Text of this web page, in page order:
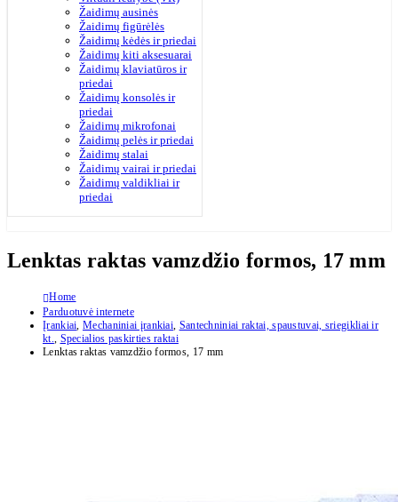
Žaidimų ausinės
Žaidimų figūrėlės
Žaidimų kėdės ir priedai
Žaidimų kiti aksesuarai
Žaidimų klaviatūros ir
priedai
Žaidimų konsolės ir
priedai
Žaidimų mikrofonai
Žaidimų pelės ir priedai
Žaidimų stalai
Žaidimų vairai ir priedai
Žaidimų valdikliai ir
priedai
Lenktas raktas vamzdžio formos, 17 mm
Home
Parduotuvė internete
Įrankiai,Mechaniniai įrankiai, Santechniniai raktai, spaustuvai, sriegikliai ir
kt., Specialios paskirties raktai
Lenktas raktas vamzdžio formos, 17 mm